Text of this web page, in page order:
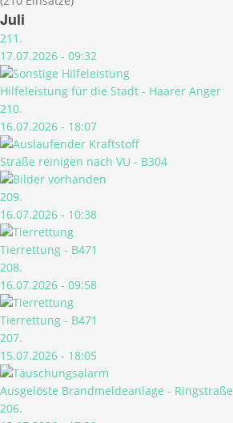
Juli
211.
17.07.2026 - 09:32
Hilfeleistung für die Stadt - Haarer Anger
210.
16.07.2026 - 18:07
Straße reinigen nach VU - B304
209.
16.07.2026 - 10:38
Tierrettung - B471
208.
16.07.2026 - 09:58
Tierrettung - B471
207.
15.07.2026 - 18:05
Ausgelöste Brandmeldeanlage - Ringstraße
206.